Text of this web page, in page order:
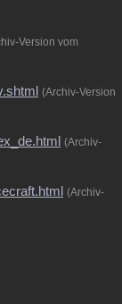
Version vom
(Archiv-Version
(Archiv-
(Archiv-